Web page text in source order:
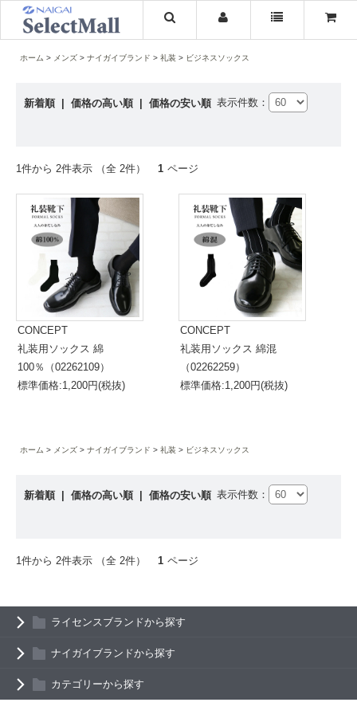
ホーム メンズ ナイガイブランド 礼装 ビジネスソックス
新着順 価格の高い順 価格の安い順 表示件数：
1件から 2件表示 （全 2件） 1 ページ
CONCEPT
礼装用ソックス 綿
100％（02262109）
標準価格:1,200円(税抜)
CONCEPT
礼装用ソックス 綿混
（02262259）
標準価格:1,200円(税抜)
ホーム メンズ ナイガイブランド 礼装 ビジネスソックス
新着順 価格の高い順 価格の安い順 表示件数：
1件から 2件表示 （全 2件） 1 ページ
ライセンスブランドから探す
ナイガイブランドから探す
カテゴリーから探す